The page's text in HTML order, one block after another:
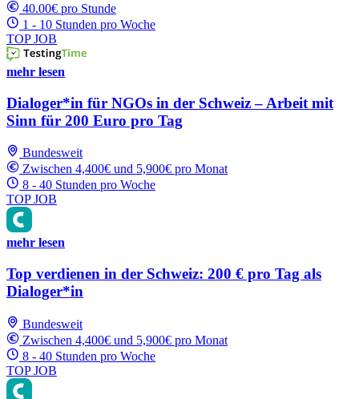
40.00€ pro Stunde
1 - 10 Stunden pro Woche
TOP JOB
mehr lesen
Dialoger*in für NGOs in der Schweiz – Arbeit mit
Sinn für 200 Euro pro Tag
Bundesweit
Zwischen 4,400€ und 5,900€ pro Monat
8 - 40 Stunden pro Woche
TOP JOB
mehr lesen
Top verdienen in der Schweiz: 200 € pro Tag als
Dialoger*in
Bundesweit
Zwischen 4,400€ und 5,900€ pro Monat
8 - 40 Stunden pro Woche
TOP JOB